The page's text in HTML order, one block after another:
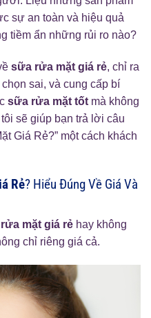
sự an toàn và hiệu quả
tiềm ẩn những rủi ro nào?
sữa rửa mặt giá rẻ, chỉ ra
sai, và cung cấp bí
sữa rửa mặt tốt mà không
sẽ giúp bạn trả lời câu
Giá Rẻ?” một cách khách
Rẻ? Hiểu Đúng Về Giá Và
mặt giá rẻ hay không
chỉ riêng giá cả.